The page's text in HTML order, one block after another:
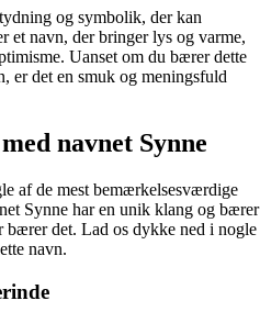
og symbolik, der kan
et navn, der bringer lys og varme,
Uanset om du bærer dette
er det en smuk og meningsfuld
navnet Synne
af de mest bemærkelsesværdige
Synne har en unik klang og bærer
bærer det. Lad os dykke ned i nogle
navn.